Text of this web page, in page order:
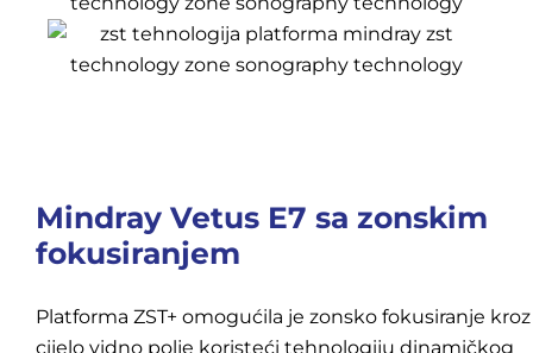
Mindray Vetus E7 sa zonskim
fokusiranjem
Platforma ZST+ omogućila je zonsko fokusiranje kroz
cijelo vidno polje koristeći tehnologiju dinamičkog